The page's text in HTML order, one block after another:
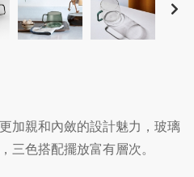
加親和內斂的設計魅力，玻璃
三色搭配擺放富有層次。